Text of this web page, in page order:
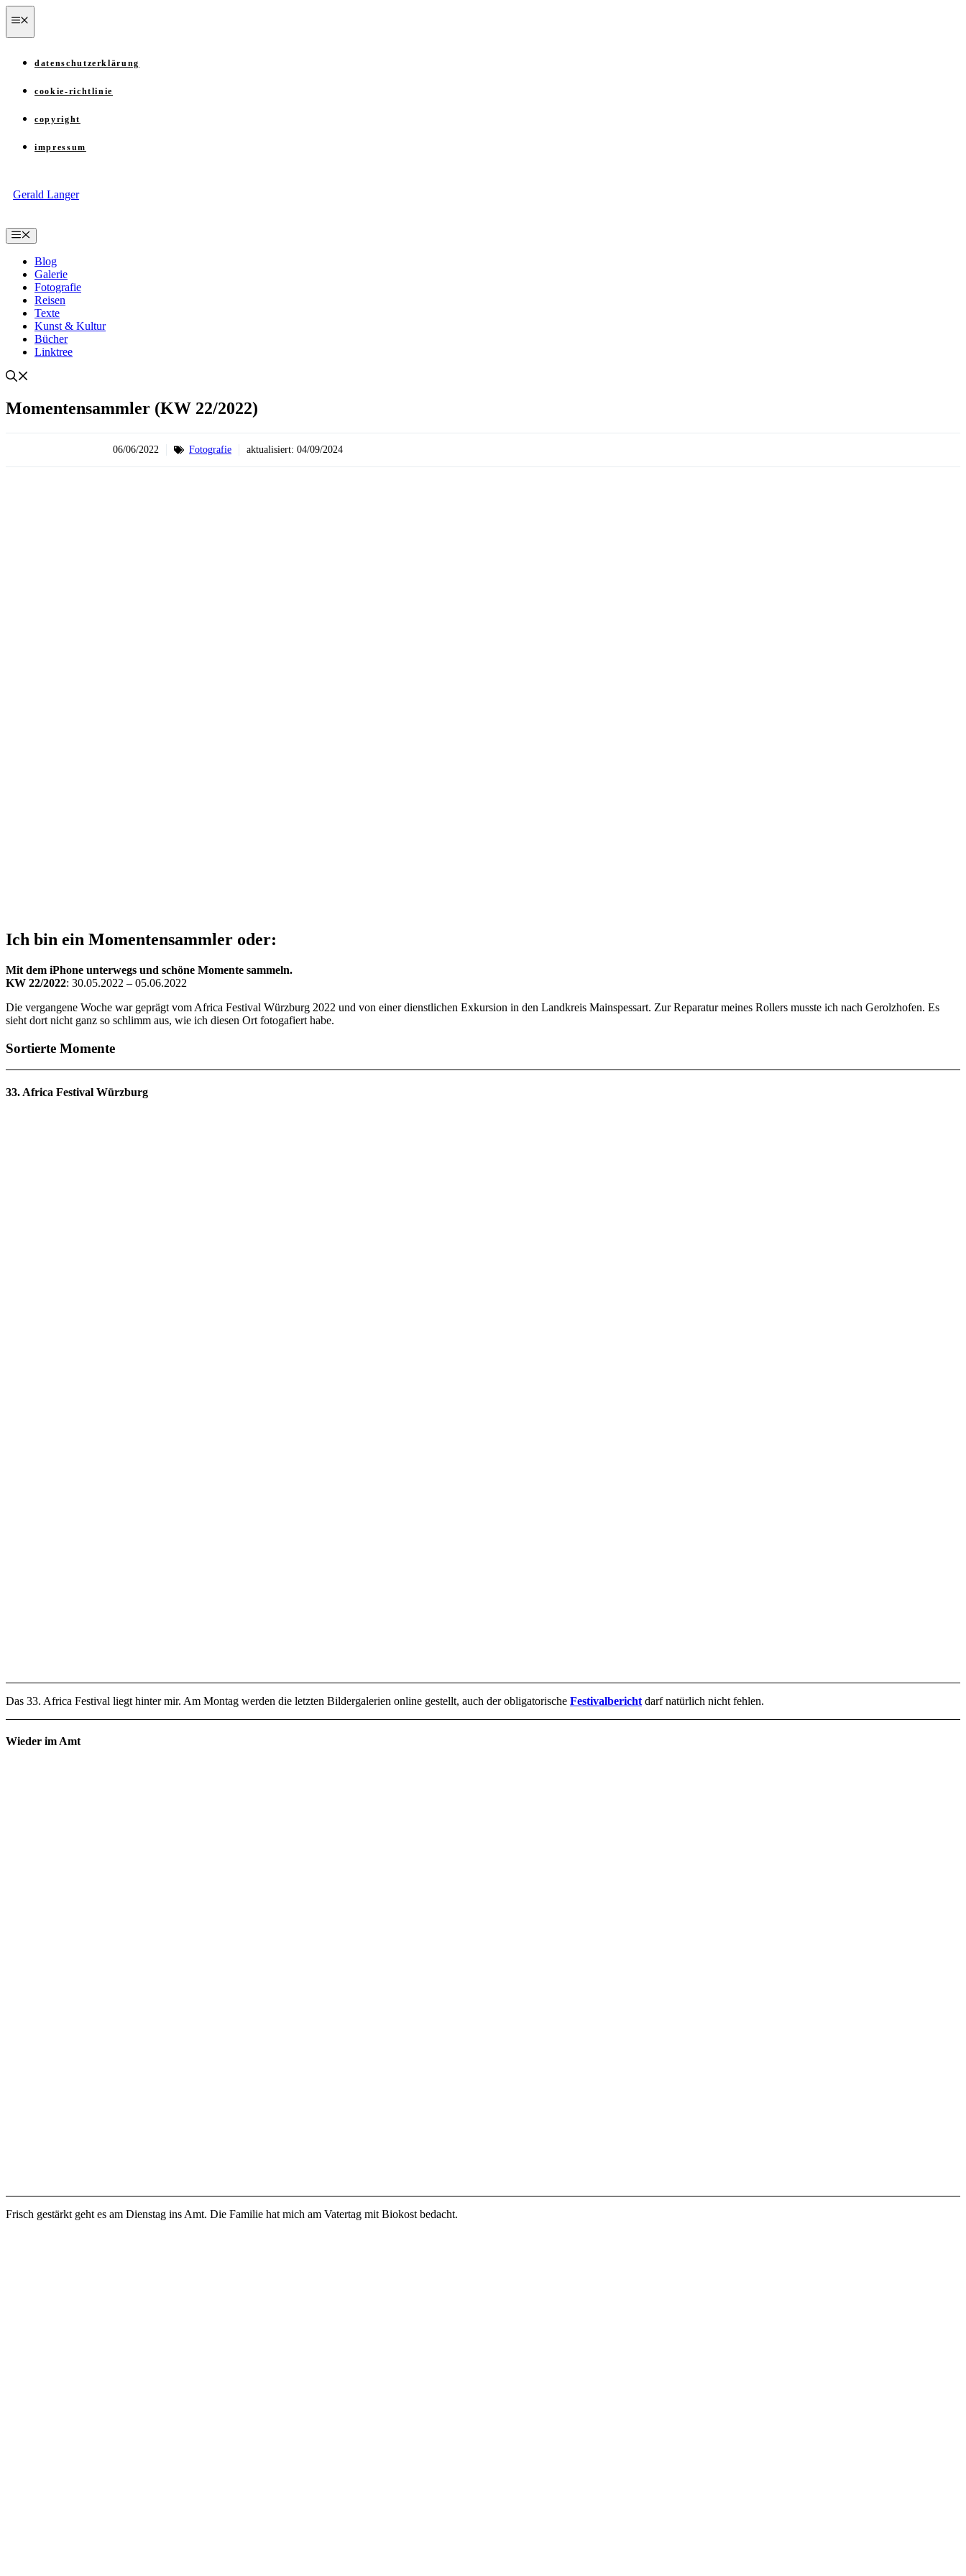
Zum
Inhalt
springen
datenschutzerklärung
cookie-richtlinie
copyright
impressum
Gerald Langer
Menü
Blog
Galerie
Fotografie
Reisen
Texte
Kunst & Kultur
Bücher
Linktree
Momentensammler (KW 22/2022)
06/06/2022 Fotografie aktualisiert: 04/09/2024
Ich bin ein Momentensammler oder:
Mit dem iPhone unterwegs und schöne Momente sammeln.
KW 22/2022: 30.05.2022 – 05.06.2022
Die vergangene Woche war geprägt vom Africa Festival Würzburg 2022 und von einer dienstlichen Exkursion in den Landkreis Mainspessart. Zur Reparatur meines Rollers musste ich nach Gerolzhofen. Es
sieht dort nicht ganz so schlimm aus, wie ich diesen Ort fotogafiert habe.
Sortierte Momente
33. Africa Festival Würzburg
Das 33. Africa Festival liegt hinter mir. Am Montag werden die letzten Bildergalerien online gestellt, auch der obligatorische Festivalbericht darf natürlich nicht fehlen.
Wieder im Amt
Frisch gestärkt geht es am Dienstag ins Amt. Die Familie hat mich am Vatertag mit Biokost bedacht.